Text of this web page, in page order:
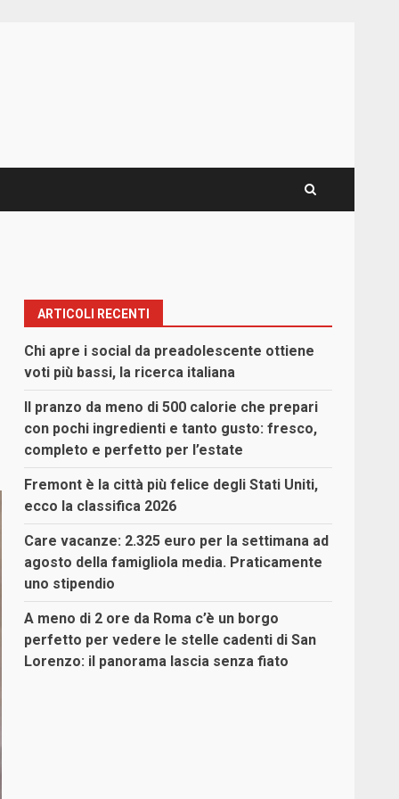
ARTICOLI RECENTI
Chi apre i social da preadolescente ottiene
voti più bassi, la ricerca italiana
Il pranzo da meno di 500 calorie che prepari
con pochi ingredienti e tanto gusto: fresco,
completo e perfetto per l’estate
Fremont è la città più felice degli Stati Uniti,
ecco la classifica 2026
Care vacanze: 2.325 euro per la settimana ad
agosto della famigliola media. Praticamente
uno stipendio
A meno di 2 ore da Roma c’è un borgo
perfetto per vedere le stelle cadenti di San
Lorenzo: il panorama lascia senza fiato